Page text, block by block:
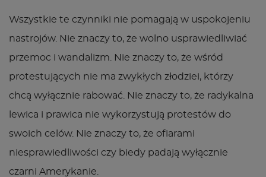
Wszystkie te czynniki nie pomagają w uspokojeniu
nastrojów. Nie znaczy to, że wolno usprawiedliwiać
przemoc i wandalizm. Nie znaczy to, że wśród
protestujących nie ma zwykłych złodziei, którzy
chcą wyłącznie rabować. Nie znaczy to, że radykalna
lewica i prawica nie wykorzystują protestów do
swoich celów. Nie znaczy to, że ofiarami
niesprawiedliwości czy biedy padają wyłącznie
czarni Amerykanie.